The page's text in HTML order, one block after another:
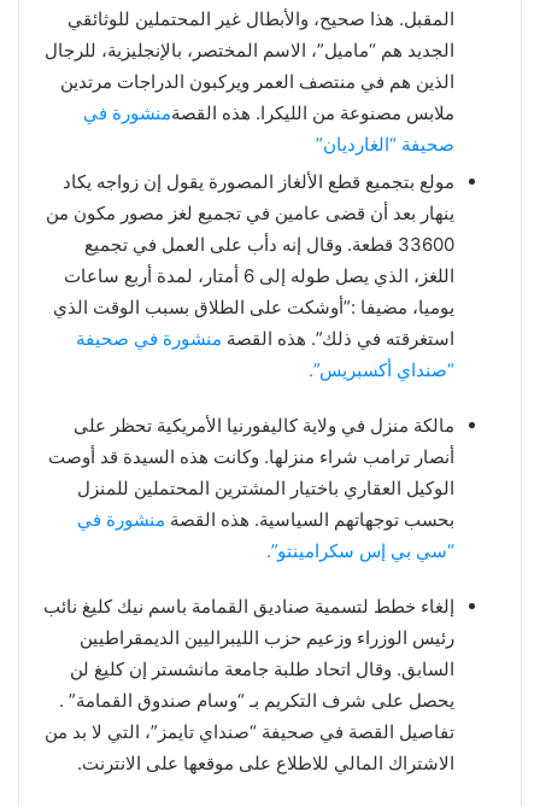
المقبل. هذا صحيح، والأبطال غير المحتملين للوثائقي
الجديد هم “ماميل”، الاسم المختصر، بالإنجليزية، للرجال
الذين هم في منتصف العمر ويركبون الدراجات مرتدين
ملابس مصنوعة من الليكرا. هذه القصةمنشورة في
صحيفة “الغارديان”
مولع بتجميع قطع الألغاز المصورة يقول إن زواجه يكاد
ينهار بعد أن قضى عامين في تجميع لغز مصور مكون من
33600 قطعة. وقال إنه دأب على العمل في تجميع
اللغز، الذي يصل طوله إلى 6 أمتار، لمدة أربع ساعات
يوميا، مضيفا :”أوشكت على الطلاق بسبب الوقت الذي
استغرقته في ذلك”. هذه القصة منشورة في صحيفة
“صنداي أكسبريس”.
مالكة منزل في ولاية كاليفورنيا الأمريكية تحظر على
أنصار ترامب شراء منزلها. وكانت هذه السيدة قد أوصت
الوكيل العقاري باختيار المشترين المحتملين للمنزل
بحسب توجهاتهم السياسية. هذه القصة منشورة في
“سي بي إس سكرامينتو”.
إلغاء خطط لتسمية صناديق القمامة باسم نيك كليغ نائب
رئيس الوزراء وزعيم حزب الليبراليين الديمقراطيين
السابق. وقال اتحاد طلبة جامعة مانشستر إن كليغ لن
يحصل على شرف التكريم بـ “وسام صندوق القمامة” .
تفاصيل القصة في صحيفة “صنداي تايمز”، التي لا بد من
الاشتراك المالي للاطلاع على موقعها على الانترنت.